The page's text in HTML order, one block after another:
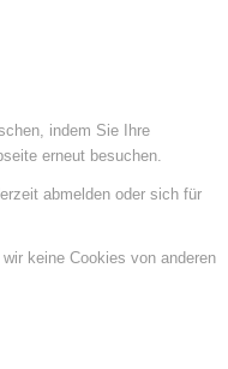
indem Sie Ihre
erneut besuchen.
abmelden oder sich für
keine Cookies von anderen